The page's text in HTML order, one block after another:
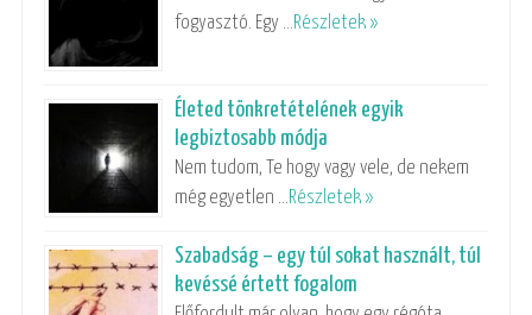
fogyasztó. Egy …Részletek »
Életed tönkretételének egyik
legbiztosabb módja
Nem tudom, Te hogy vagy vele, de nekem
még egyetlen …Részletek »
Szabadság – egy túl sokat használt, túl
kevéssé értett fogalom